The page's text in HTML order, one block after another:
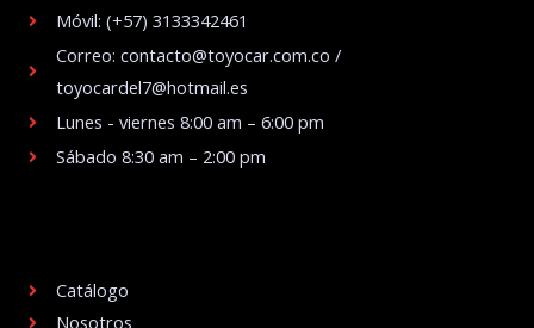
Móvil: (+57) 3133342461
Correo: contacto@toyocar.com.co /
toyocardel7@hotmail.es
Lunes - viernes 8:00 am – 6:00 pm
Sábado 8:30 am – 2:00 pm
Catálogo
Nosotros